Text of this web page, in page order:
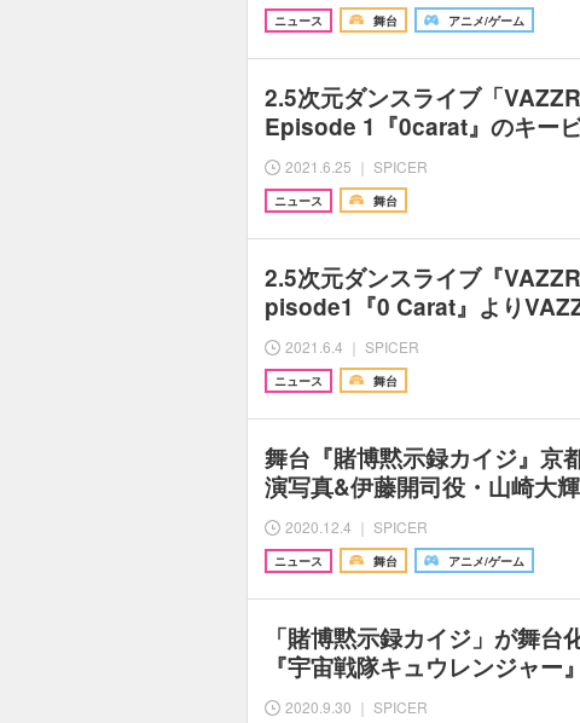
ニュース 舞台 アニメ/ゲーム
2.5次元ダンスライブ「
Episode 1『0carat』のキー
2021.6.25 ｜ SPICER
ニュース 舞台
2.5次元ダンスライブ『
pisode1『0 Carat』より
2021.6.4 ｜ SPICER
ニュース 舞台
舞台『賭博黙示録カイジ』
演写真&伊藤開司役・山崎大
2020.12.4 ｜ SPICER
ニュース 舞台 アニメ/ゲーム
「賭博黙示録カイジ」が舞
『宇宙戦隊キュウレンジャー
2020.9.30 ｜ SPICER